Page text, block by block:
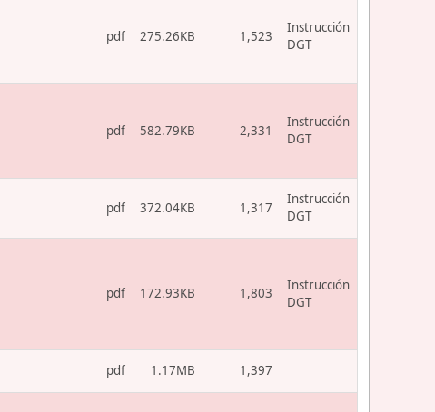
pdf 275.26KB 1,523
Instrucción
DGT
pdf 582.79KB 2,331
Instrucción
DGT
pdf 372.04KB 1,317
Instrucción
DGT
pdf 172.93KB 1,803
Instrucción
DGT
pdf 1.17MB 1,397